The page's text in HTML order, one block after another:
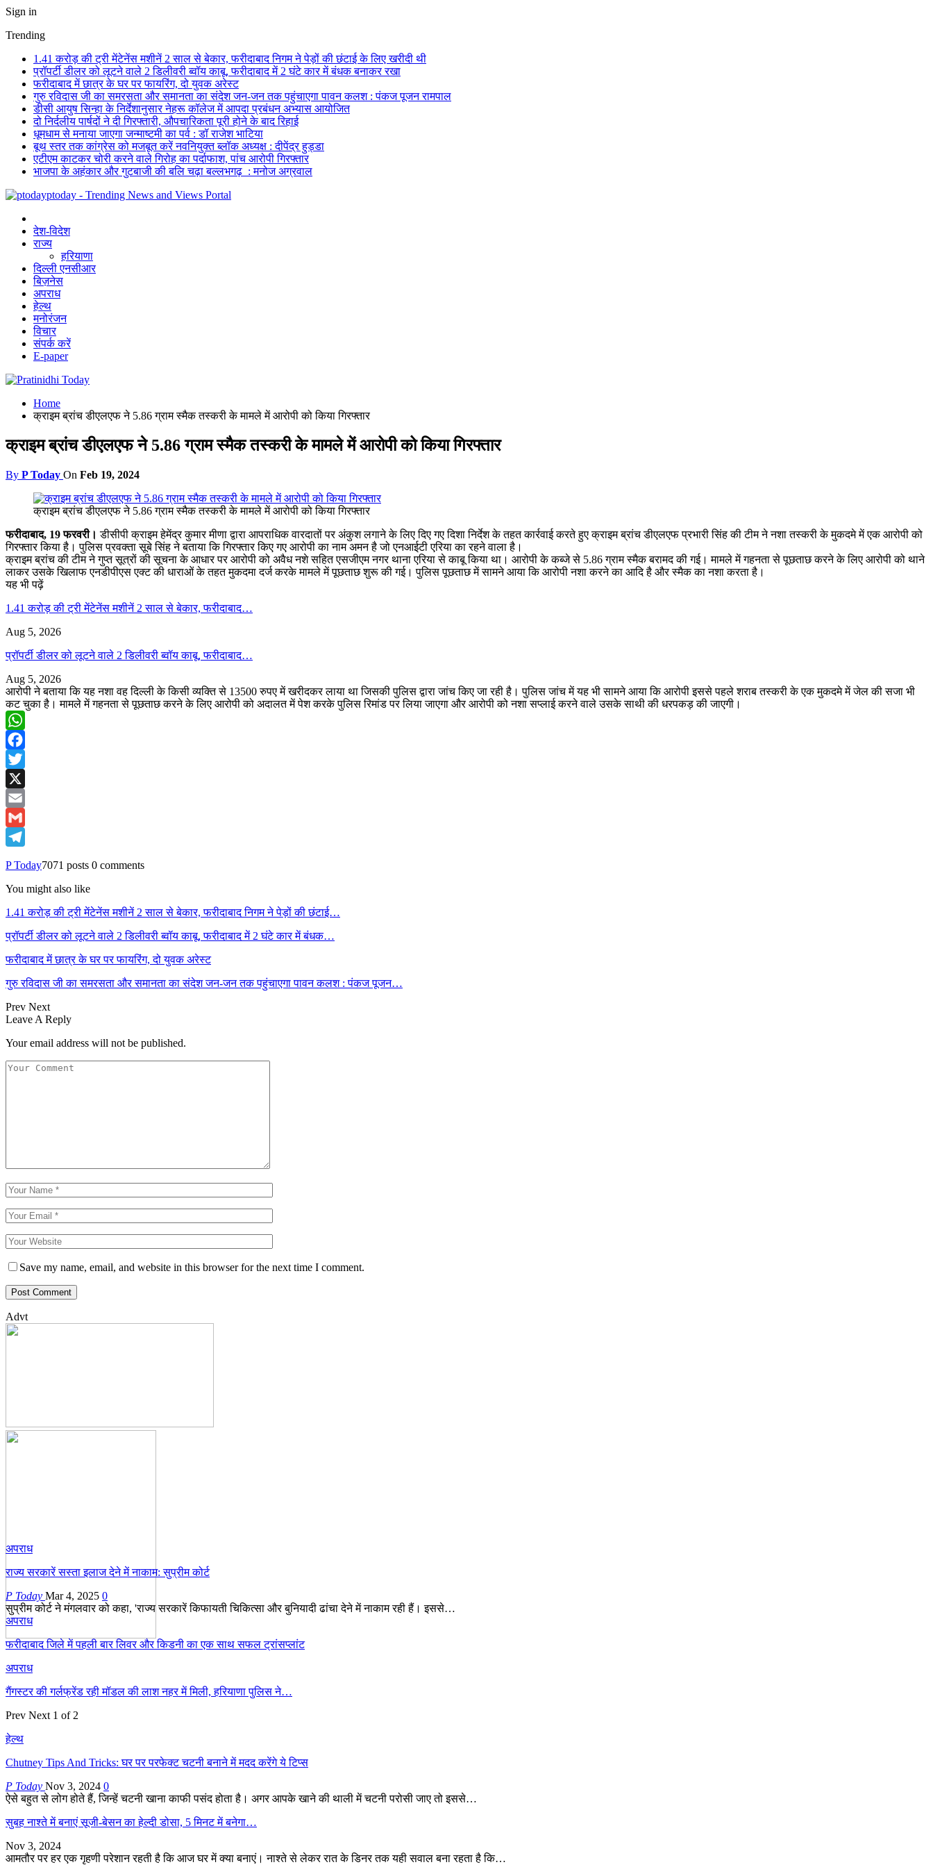
Sign in
Trending
1.41 करोड़ की ट्री मेंटेनेंस मशीनें 2 साल से बेकार, फरीदाबाद निगम ने पेड़ों की छंटाई के लिए खरीदी थी
प्रॉपर्टी डीलर को लूटने वाले 2 डिलीवरी ब्वॉय काबू, फरीदाबाद में 2 घंटे कार में बंधक बनाकर रखा
फरीदाबाद में छात्र के घर पर फायरिंग, दो युवक अरेस्ट
गुरु रविदास जी का समरसता और समानता का संदेश जन-जन तक पहुंचाएगा पावन कलश : पंकज पूजन रामपाल
डीसी आयुष सिन्हा के निर्देशानुसार नेहरू कॉलेज में आपदा प्रबंधन अभ्यास आयोजित
दो निर्दलीय पार्षदों ने दी गिरफ्तारी, औपचारिकता पूरी होने के बाद रिहाई
धूमधाम से मनाया जाएगा जन्माष्टमी का पर्व : डॉ राजेश भाटिया
बूथ स्तर तक कांग्रेस को मजबूत करें नवनियुक्त ब्लॉक अध्यक्ष : दीपेंद्र हुड्डा
एटीएम काटकर चोरी करने वाले गिरोह का पर्दाफाश, पांच आरोपी गिरफ्तार
भाजपा के अहंकार और गुटबाजी की बलि चढ़ा बल्लभगढ़ : मनोज अग्रवाल
ptoday - Trending News and Views Portal
देश-विदेश
राज्य
हरियाणा
दिल्ली एनसीआर
बिज़नेस
अपराध
हेल्थ
मनोरंजन
विचार
संपर्क करें
E-paper
Home
क्राइम ब्रांच डीएलएफ ने 5.86 ग्राम स्मैक तस्करी के मामले में आरोपी को किया गिरफ्तार
क्राइम ब्रांच डीएलएफ ने 5.86 ग्राम स्मैक तस्करी के मामले में आरोपी को किया गिरफ्तार
By P Today On Feb 19, 2024
क्राइम ब्रांच डीएलएफ ने 5.86 ग्राम स्मैक तस्करी के मामले में आरोपी को किया गिरफ्तार
फरीदाबाद, 19 फरवरी। डीसीपी क्राइम हेमेंद्र कुमार मीणा द्वारा आपराधिक वारदातों पर अंकुश लगाने के लिए दिए गए दिशा निर्देश के तहत कार्रवाई करते हुए क्राइम ब्रांच डीएलएफ प्रभारी सिंह की टीम ने नशा तस्करी के मुकदमे में एक आरोपी को
गिरफ्तार किया है। पुलिस प्रवक्ता सूबे सिंह ने बताया कि गिरफ्तार किए गए आरोपी का नाम अमन है जो एनआईटी एरिया का रहने वाला है।
क्राइम ब्रांच की टीम ने गुप्त सूत्रों की सूचना के आधार पर आरोपी को अवैध नशे सहित एसजीएम नगर थाना एरिया से काबू किया था। आरोपी के कब्जे से 5.86 ग्राम स्मैक बरामद की गई। मामले में गहनता से पूछताछ करने के लिए आरोपी को थाने
लाकर उसके खिलाफ एनडीपीएस एक्ट की धाराओं के तहत मुकदमा दर्ज करके मामले में पूछताछ शुरू की गई। पुलिस पूछताछ में सामने आया कि आरोपी नशा करने का आदि है और स्मैक का नशा करता है।
यह भी पढ़ें
1.41 करोड़ की ट्री मेंटेनेंस मशीनें 2 साल से बेकार, फरीदाबाद…
Aug 5, 2026
प्रॉपर्टी डीलर को लूटने वाले 2 डिलीवरी ब्वॉय काबू, फरीदाबाद…
Aug 5, 2026
आरोपी ने बताया कि यह नशा वह दिल्ली के किसी व्यक्ति से 13500 रुपए में खरीदकर लाया था जिसकी पुलिस द्वारा जांच किए जा रही है। पुलिस जांच में यह भी सामने आया कि आरोपी इससे पहले शराब तस्करी के एक मुकदमे में जेल की सजा भी
कट चुका है। मामले में गहनता से पूछताछ करने के लिए आरोपी को अदालत में पेश करके पुलिस रिमांड पर लिया जाएगा और आरोपी को नशा सप्लाई करने वाले उसके साथी की धरपकड़ की जाएगी।
WhatsApp
Facebook
Twitter
X
Email
Gmail
P Today7071 posts 0 comments
You might also like
1.41 करोड़ की ट्री मेंटेनेंस मशीनें 2 साल से बेकार, फरीदाबाद निगम ने पेड़ों की छंटाई…
प्रॉपर्टी डीलर को लूटने वाले 2 डिलीवरी ब्वॉय काबू, फरीदाबाद में 2 घंटे कार में बंधक…
फरीदाबाद में छात्र के घर पर फायरिंग, दो युवक अरेस्ट
गुरु रविदास जी का समरसता और समानता का संदेश जन-जन तक पहुंचाएगा पावन कलश : पंकज पूजन…
Prev Next
Leave A Reply
Your email address will not be published.
Save my name, email, and website in this browser for the next time I comment.
Advt
अपराध
राज्य सरकारें सस्ता इलाज देने में नाकाम: सुप्रीम कोर्ट
P Today Mar 4, 2025 0
सुप्रीम कोर्ट ने मंगलवार को कहा, 'राज्य सरकारें किफायती चिकित्सा और बुनियादी ढांचा देने में नाकाम रही हैं। इससे…
अपराध
फरीदाबाद जिले में पहली बार लिवर और किडनी का एक साथ सफल ट्रांसप्लांट
अपराध
गैंगस्टर की गर्लफ्रेंड रही मॉडल की लाश नहर में मिली, हरियाणा पुलिस ने…
Prev Next 1 of 2
हेल्थ
Chutney Tips And Tricks: घर पर परफेक्ट चटनी बनाने में मदद करेंगे ये टिप्स
P Today Nov 3, 2024 0
ऐसे बहुत से लोग होते हैं, जिन्हें चटनी खाना काफी पसंद होता है। अगर आपके खाने की थाली में चटनी परोसी जाए तो इससे…
सुबह नाश्ते में बनाएं सूजी-बेसन का हेल्दी डोसा, 5 मिनट में बनेगा…
Nov 3, 2024
आमतौर पर हर एक गृहणी परेशान रहती है कि आज घर में क्या बनाएं। नाश्ते से लेकर रात के डिनर तक यही सवाल बना रहता है कि…